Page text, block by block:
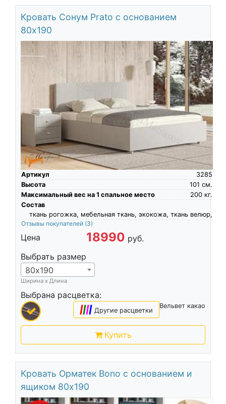
Кровать Сонум Prato с основанием
80х190
Артикул
3285
Высота
см.
101
Максимальный вес на 1 спальное место
кг.
200
Состав
ткань рогожка, мебельная ткань, экокожа, ткань велюр,
Отзывы покупателей (3)
Цена 18990 руб.
Выбрать размер
80х190
Ширина х Длина
Выбрана расцветка:
Вельвет какао
|||| Другие расцветки
Купить
Кровать Орматек Bono с основанием и
ящиком 80х190